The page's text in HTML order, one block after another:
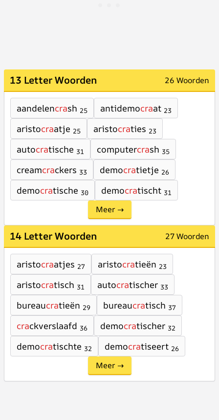
13 Letter Woorden 26 Woorden
aandelencrash 25 antidemocraat 23
aristocraatje 25 aristocraties 23
autocratische 31 computercrash 35
creamcrackers 33 democratietje 26
democratische 30 democratischt 31
Meer →
14 Letter Woorden 27 Woorden
aristocraatjes 27 aristocratieën 23
aristocratisch 31 autocratischer 33
bureaucratieën 29 bureaucratisch 37
crackverslaafd 36 democratischer 32
democratischte 32 democratiseert 26
Meer →